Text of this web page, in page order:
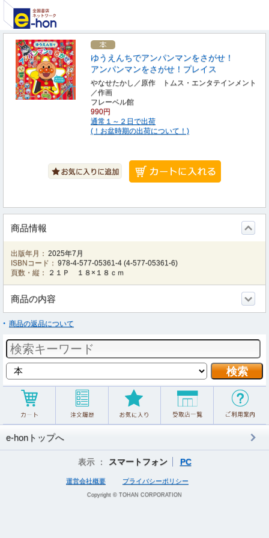
ゆうえんちでアンパンマンをさがせ！
アンパンマンをさがせ！プレイス
やなせたかし／原作 トムス・エンタテインメント
／作画
フレーベル館
990円
通常１～２日で出荷
(！お盆時期の出荷について！)
商品情報
出版年月： 2025年7月
ISBNコード： 978-4-577-05361-4 (4-577-05361-6)
頁数・縦：
２１Ｐ １８×１８ｃｍ
商品の内容
商品の返品について
e-honトップへ
表示 ： スマートフォン PC
運営会社概要 プライバシーポリシー
Copyright © TOHAN CORPORATION